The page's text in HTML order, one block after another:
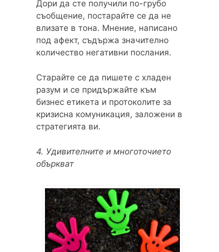
Дори да сте получили по-грубо
съобщение, постарайте се да не
влизате в тона. Мнение, написано
под афект, съдържа значително
количество негативни послания.
Старайте се да пишете с хладен
разум и се придържайте към
бизнес етикета и протоколите за
кризисна комуникация, заложени в
стратегията ви.
4. Удивителните и многоточието
объркват